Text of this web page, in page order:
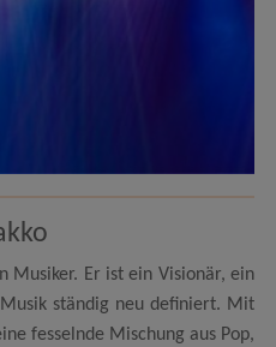
Musiker. Er ist ein Visionär, ein
ständig neu definiert. Mit
fesselnde Mischung aus Pop,